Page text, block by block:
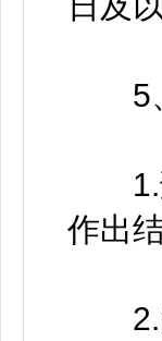
5、
1.刑
作出
2.尚